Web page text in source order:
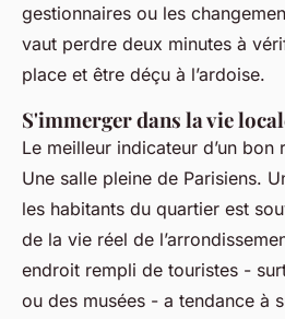
gestionnaires ou les
vaut perdre deux minutes à
place et être déçu à l’ardoise.
S'immerger dans la vie
Le meilleur indicateur d’un
Une salle pleine de Parisiens.
les habitants du quartier est
de la vie réel de
endroit rempli de touristes -
ou des musées - a tendance à